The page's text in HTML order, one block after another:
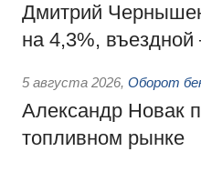
Дмитрий
на 4,3%, въездной
5 августа 2026, Оборот
Александр Новак
топливном рынке